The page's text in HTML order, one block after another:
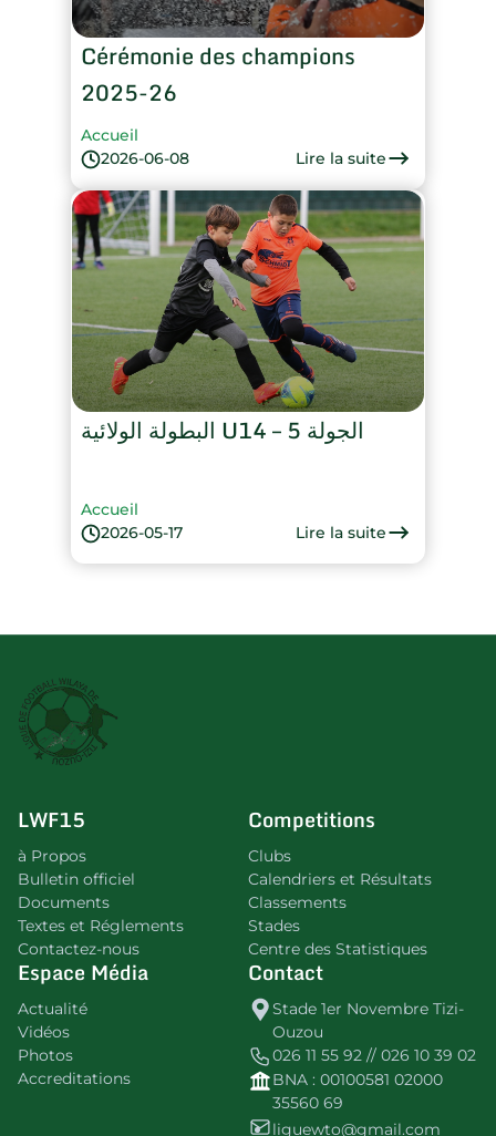
Cérémonie des champions
2025-26
2026-06-08
Accueil
Lire la suite
البطولة الولائية U14 – الجولة 5
2026-05-17
Accueil
Lire la suite
LWF15
à Propos
Bulletin officiel
Documents
Textes et Réglements
Contactez-nous
Competitions
Clubs
Calendriers et Résultats
Classements
Stades
Centre des Statistiques
Espace Média
Actualité
Vidéos
Photos
Accreditations
Contact
Stade 1er Novembre Tizi-
Ouzou
026 11 55 92 // 026 10 39 02
BNA : 00100581 02000
35560 69
liguewto@gmail.com